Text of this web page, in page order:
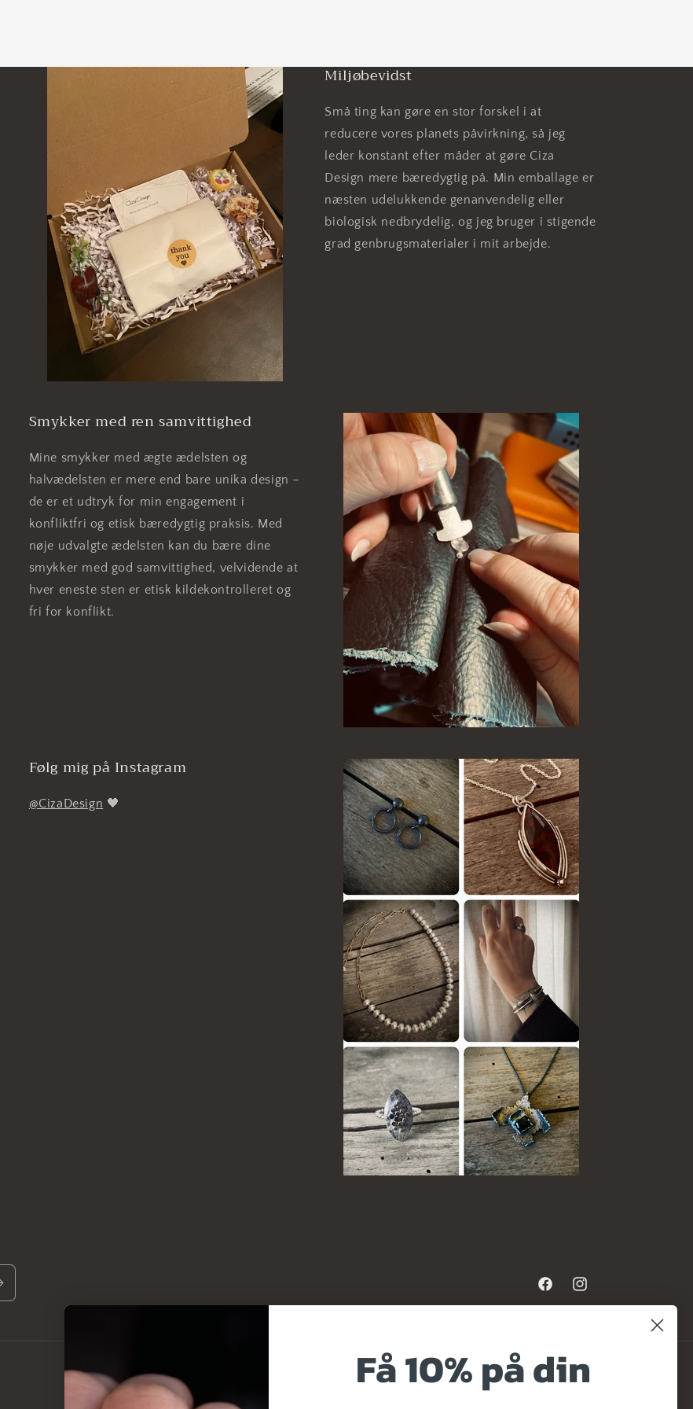
Miljøbevidst
Små ting kan gøre en stor forskel i at
reducere vores planets påvirkning, så jeg
leder konstant efter måder at gøre Ciza
Design mere bæredygtig på. Min emballage er
næsten udelukkende genanvendelig eller
biologisk nedbrydelig, og jeg bruger i stigende
grad genbrugsmaterialer i mit arbejde.
Smykker med ren samvittighed
Mine smykker med ægte ædelsten og
halvædelsten er mere end bare unika design –
de er et udtryk for min engagement i
konfliktfri og etisk bæredygtig praksis. Med
nøje udvalgte ædelsten kan du bære dine
smykker med god samvittighed, velvidende at
hver eneste sten er etisk kildekontrolleret og
fri for konflikt.
Følg mig på Instagram
@CizaDesign 🖤
FacebookInstagram
Betalingsmetoder
Få 10% på din